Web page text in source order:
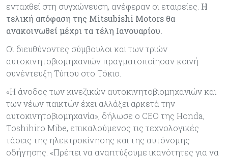
ενταχθεί στη συγχώνευση, ανέφεραν οι εταιρείες. Η
τελική απόφαση της Mitsubishi Motors θα
ανακοινωθεί μέχρι τα τέλη Ιανουαρίου.
Οι διευθύνοντες σύμβουλοι και των τριών
αυτοκινητοβιομηχανιών πραγματοποίησαν κοινή
συνέντευξη Τύπου στο Τόκιο.
«Η άνοδος των κινεζικών αυτοκινητοβιομηχανιών και
των νέων παικτών έχει αλλάξει αρκετά την
αυτοκινητοβιομηχανία», δήλωσε ο CEO της Honda,
Toshihiro Mibe, επικαλούμενος τις τεχνολογικές
τάσεις της ηλεκτροκίνησης και της αυτόνομης
οδήγησης. «Πρέπει να αναπτύξουμε ικανότητες για να